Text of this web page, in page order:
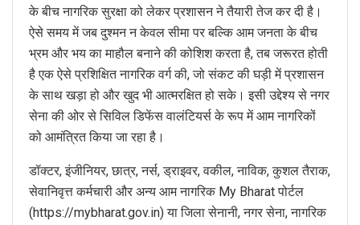
के बीच नागरिक सुरक्षा को लेकर प्रशासन ने तैयारी तेज कर दी है।
ऐसे समय में जब दुश्मन न केवल सीमा पर बल्कि आम जनता के बीच
भ्रम और भय का माहौल बनाने की कोशिश करता है, तब जरूरत होती
है एक ऐसे प्रशिक्षित नागरिक वर्ग की, जो संकट की घड़ी में प्रशासन
के साथ खड़ा हो और खुद भी आत्मरक्षित हो सके। इसी उद्देश्य से नगर
सेना की ओर से सिविल डिफेंस वालंटियर्स के रूप में आम नागरिकों
को आमंत्रित किया जा रहा है।
डॉक्टर, इंजीनियर, छात्र, नर्स, ड्राइवर, वकील, नाविक, कुशल तैराक,
सेवानिवृत्त कर्मचारी और अन्य आम नागरिक My Bharat पोर्टल
(https://mybharat.gov.in) या जिला सेनानी, नगर सेना, नागरिक